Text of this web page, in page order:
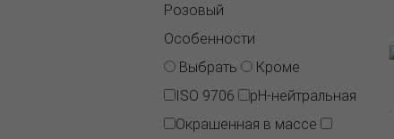
Розовый
Особенности
Выбрать
Кроме
ISO 9706
pH-нейтральная
Окрашенная в массе